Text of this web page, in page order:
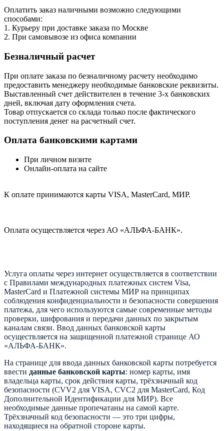
Оплатить заказ наличными возможно следующими
способами:
1. Курьеру при доставке заказа по Москве
2. При самовывозе из офиса компании
Безналичный расчет
При оплате заказа по безналичному расчету необходимо
предоставить менеджеру необходимые банковские реквизиты.
Выставленный счет действителен в течение 3-х банковских
дней, включая дату оформления cчета.
Товар отпускается со склада только после фактического
поступления денег на расчетный счет.
Оплата банковскими картами
При личном визите
Онлайн-оплата на сайте
К оплате принимаются карты VISA, MasterCard, МИР.
Оплата осуществляется через АО «АЛЬФА-БАНК».
Услуга оплаты через интернет осуществляется в соответствии
с Правилами международных платежных систем Visa,
MasterCard и Платежной системы МИР на принципах
соблюдения конфиденциальности и безопасности совершения
платежа, для чего используются самые современные методы
проверки, шифрования и передачи данных по закрытым
каналам связи. Ввод данных банковской карты
осуществляется на защищенной платежной странице АО
«АЛЬФА-БАНК».
На странице для ввода данных банковской карты потребуется
ввести данные банковской карты: номер карты, имя
владельца карты, срок действия карты, трёхзначный код
безопасности (CVV2 для VISA, CVC2 для MasterCard, Код
Дополнительной Идентификации для МИР). Все
необходимые данные пропечатаны на самой карте.
Трёхзначный код безопасности — это три цифры,
находящиеся на обратной стороне карты.